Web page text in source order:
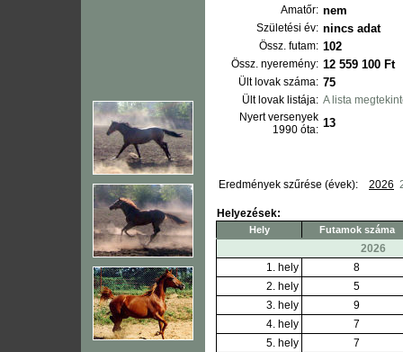
Amatőr: nem
Születési év: nincs adat
Össz. futam: 102
Össz. nyeremény: 12 559 100 Ft
Ült lovak száma: 75
Ült lovak listája: A lista
Nyert versenyek
1990 óta: 13
Eredmények szűrése (évek): 2026
Helyezések:
Hely Futamok száma
2026
1. hely
8
2. hely
5
3. hely
9
4. hely
7
5. hely
7